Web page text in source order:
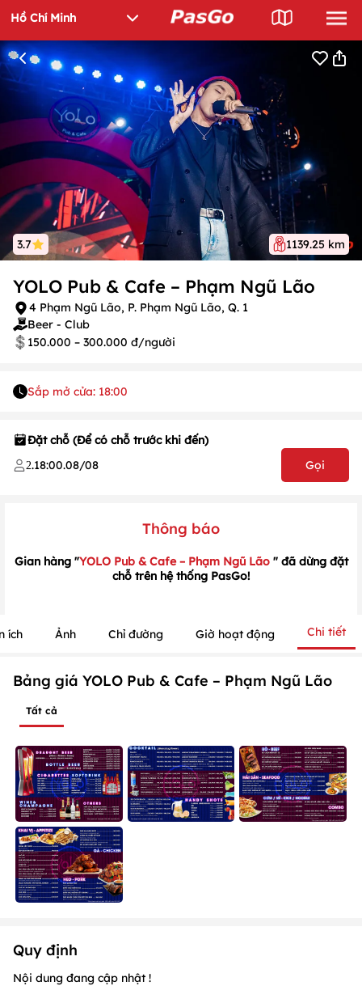
3.7 1139.25 km
YOLO Pub & Cafe – Phạm Ngũ Lão
4 Phạm Ngũ Lão, P. Phạm Ngũ Lão, Q. 1
Beer - Club
150.000 – 300.000 đ/người
Sắp mở cửa: 18:00
Đặt chỗ (Để có chỗ trước khi đến)
2.18:00.08/08 Gọi
Thông báo
Gian hàng "YOLO Pub & Cafe – Phạm Ngũ Lão " đã dừng đặt
chỗ trên hệ thống PasGo!
ích Ảnh Chỉ đường Giờ hoạt động Chi tiết
Bảng giá YOLO Pub & Cafe – Phạm Ngũ Lão
Tất cả
Quy định
Nội dung đang cập nhật !
/1